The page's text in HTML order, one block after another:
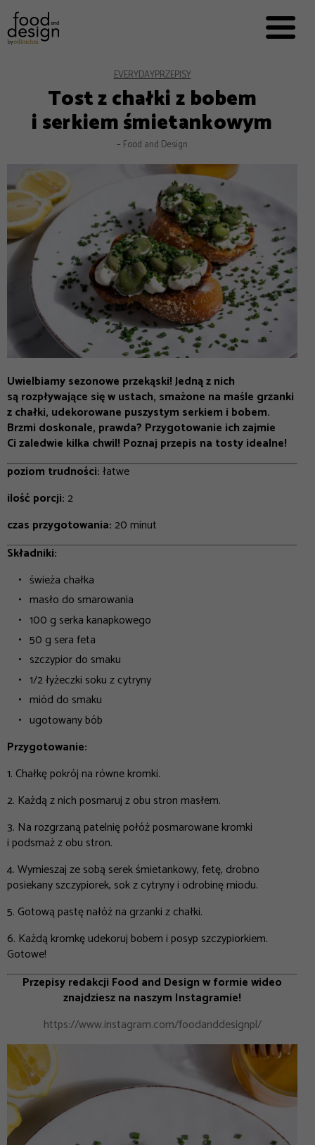


EKSPERCI
FOOD WORKING
E-BOOKI
EVERYDAYPRZEPISY
Tost z chałki z bobem
i serkiem śmietankowym
– Food and Design
Uwielbiamy sezonowe przekąski! Jedną z nich
są rozpływające się w ustach, smażone na maśle grzanki
z chałki, udekorowane puszystym serkiem i bobem.
Brzmi doskonale, prawda? Przygotowanie ich zajmie
Ci zaledwie kilka chwil! Poznaj przepis na tosty idealne!
poziom trudności:łatwe
ilość porcji:2
czas przygotowania:20 minut
Składniki:
świeża chałka
masło do smarowania
100 g serka kanapkowego
50 g sera feta
szczypior do smaku
1/2 łyżeczki soku z cytryny
miód do smaku
ugotowany bób
Przygotowanie:
1. Chałkę pokrój na równe kromki.
2. Każdą z nich posmaruj z obu stron masłem.
3. Na rozgrzaną patelnię połóż posmarowane kromki
i podsmaż z obu stron.
4. Wymieszaj ze sobą serek śmietankowy, fetę, drobno
posiekany szczypiorek, sok z cytryny i odrobinę miodu.
5. Gotową pastę nałóż na grzanki z chałki.
6. Każdą kromkę udekoruj bobem i posyp szczypiorkiem.
Gotowe!
Przepisy redakcji Food and Design w formie wideo
znajdziesz na naszym Instagramie!
https://www.instagram.com/foodanddesignpl/